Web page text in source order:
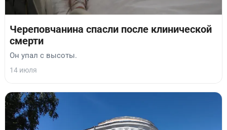
Череповчанина спасли после клинической
смерти
Он упал с высоты.
14 июля